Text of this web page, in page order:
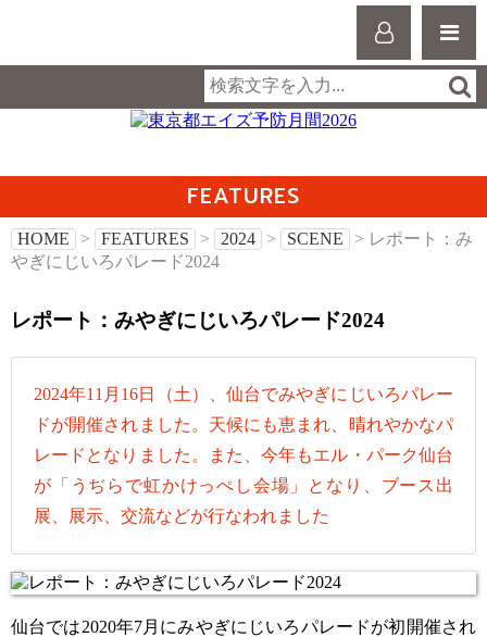
FEATURES
HOME > FEATURES > 2024 > SCENE
> レポート：み
やぎにじいろパレード2024
レポート：みやぎにじいろパレード2024
2024年11月16日（土）、仙台でみやぎにじいろパレー
ドが開催されました。天候にも恵まれ、晴れやかなパ
レードとなりました。また、今年もエル・パーク仙台
が「うぢらで虹かけっぺし会場」となり、ブース出
展、展示、交流などが行なわれました
仙台では2020年7月にみやぎにじいろパレードが初開催され